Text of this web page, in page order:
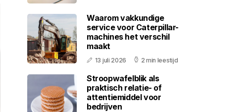
Waarom vakkundige
service voor Caterpillar-
machines het verschil
maakt
13 juli 2026 2 min leestijd
Stroopwafelblik als
praktisch relatie- of
attentiemiddel voor
bedrijven